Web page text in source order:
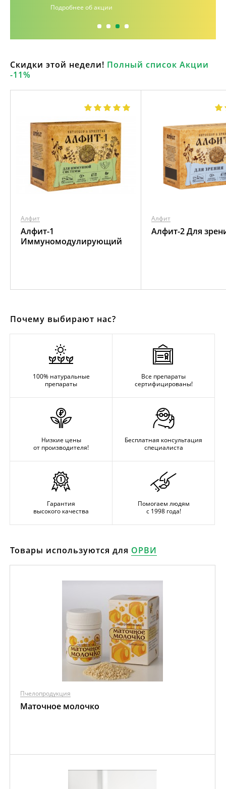
Подробнее об акции
Скидки этой недели! Полный список Акции
-11%
Алфит
Алфит-1
Иммуномодулирующий
Алфит
Алфит-2 Для
Почему выбирают нас?
100% натуральные
препараты
Все препараты
сертифицированы!
Низкие цены
от производителя!
Бесплатная консультация
специалиста
Гарантия
высокого качества
Помогаем людям
с 1998 года!
Товары используются для ОРВИ
Пчелопродукция
Маточное молочко